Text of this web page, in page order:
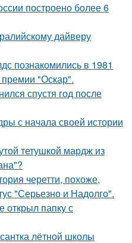
построено более 6
дайверу
познакомились в 1981
"Оскар".
спустя год после
с начала своей истории
тетушкой мардж из
черетти, похоже,
"Серьезно и Надолго".
открыл папку с
лётной школы